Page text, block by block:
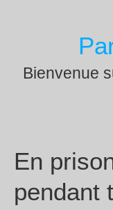
Bienvenue
En
pendant